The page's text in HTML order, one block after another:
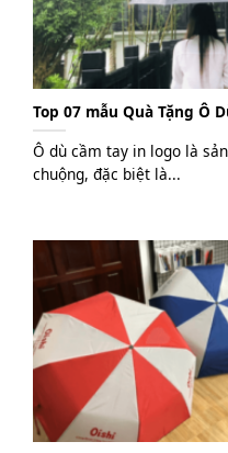
Top 07 mẫu Quà Tặng Ô
Ô dù cầm tay in logo là
chuộng, đặc biệt là...